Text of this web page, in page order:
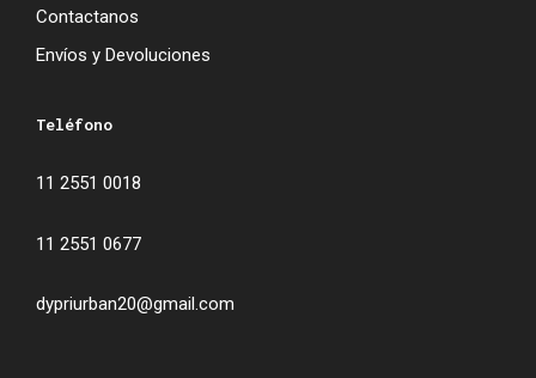
Contactanos
Envíos y Devoluciones
Teléfono
11 2551 0018
11 2551 0677
dypriurban20@gmail.com